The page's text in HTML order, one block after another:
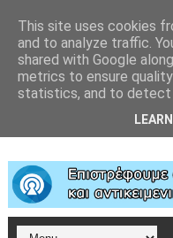
This site uses cookies
and to analyze traffic.
shared with Google
metrics to ensure
statistics, and to detect